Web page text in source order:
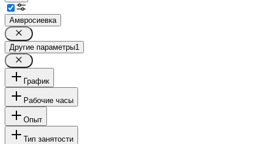
Амвросиевка
Другие параметры1
График
Рабочие часы
Опыт
Тип занятости